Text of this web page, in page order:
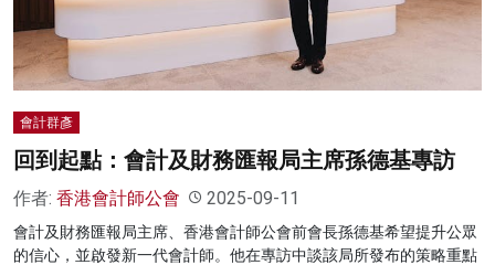
名家榜
灼見活動
會計群彥
回到起點：會計及財務匯報局主席孫德基專訪
作者: 香港會計師公會 2025-09-11
會計及財務匯報局主席、香港會計師公會前會長孫德基希望提升公眾
的信心，並啟發新一代會計師。他在專訪中談該局所發布的策略重點